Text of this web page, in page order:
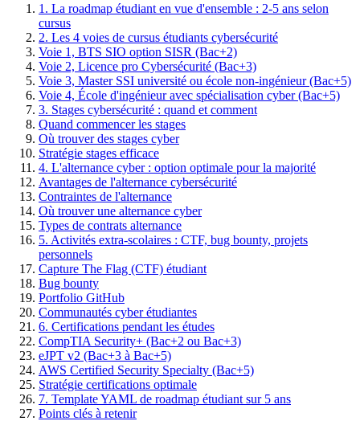
1. La roadmap étudiant en vue d'ensemble : 2-5 ans selon
cursus
2. Les 4 voies de cursus étudiants cybersécurité
Voie 1, BTS SIO option SISR (Bac+2)
Voie 2, Licence pro Cybersécurité (Bac+3)
Voie 3, Master SSI université ou école non-ingénieur (Bac+5)
Voie 4, École d'ingénieur avec spécialisation cyber (Bac+5)
3. Stages cybersécurité : quand et comment
Quand commencer les stages
Où trouver des stages cyber
Stratégie stages efficace
4. L'alternance cyber : option optimale pour la majorité
Avantages de l'alternance cybersécurité
Contraintes de l'alternance
Où trouver une alternance cyber
Types de contrats alternance
5. Activités extra-scolaires : CTF, bug bounty, projets
personnels
Capture The Flag (CTF) étudiant
Bug bounty
Portfolio GitHub
Communautés cyber étudiantes
6. Certifications pendant les études
CompTIA Security+ (Bac+2 ou Bac+3)
eJPT v2 (Bac+3 à Bac+5)
AWS Certified Security Specialty (Bac+5)
Stratégie certifications optimale
7. Template YAML de roadmap étudiant sur 5 ans
Points clés à retenir